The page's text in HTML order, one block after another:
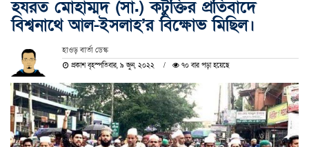
হযরত মোহাম্মদ (সা.) কটুক্তির প্রতিবাদে
বিশ্বনাথে আল-ইসলাহ’র বিক্ষোভ মিছিল।
হাওড় বার্তা ডেস্ক
প্রকাশ বৃহস্পতিবার, ৯ জুন, ২০২২ ৭০ বার পড়া হয়েছে